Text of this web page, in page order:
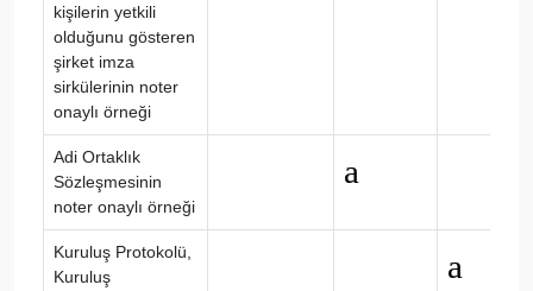
kişilerin yetkili
olduğunu gösteren
şirket imza
sirkülerinin noter
onaylı örneği
Adi Ortaklık
Sözleşmesinin
noter onaylı örneği
a
Kuruluş Protokolü,
Kuruluş
a